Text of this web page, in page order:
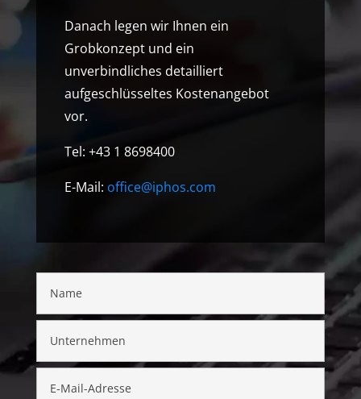
Danach legen wir Ihnen ein
Grobkonzept und ein
unverbindliches detailliert
aufgeschlüsseltes Kostenangebot
vor.
Tel: +43 1 8698400
E-Mail: office@iphos.com